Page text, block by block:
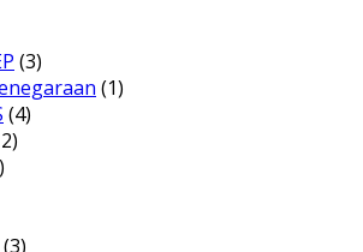
(3)
(1)
(4)
(3)